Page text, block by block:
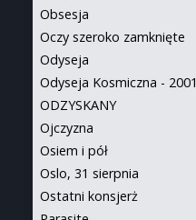
Obsesja
Oczy szeroko zamknięte
Odyseja
Odyseja Kosmiczna - 2001
ODZYSKANY
Ojczyzna
Osiem i pół
Oslo, 31 sierpnia
Ostatni konsjerż